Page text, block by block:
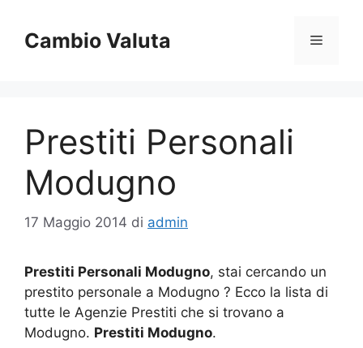
contenuto
Cambio Valuta Menu
Prestiti Personali
Modugno
17 Maggio 2014 di admin
Prestiti Personali Modugno, stai cercando un
prestito personale a Modugno ? Ecco la lista di
tutte le Agenzie Prestiti che si trovano a
Modugno. Prestiti Modugno.